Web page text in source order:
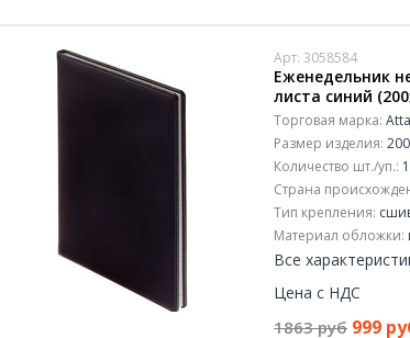
Арт. 3058584
Еженедельник
листа синий
Торговая марка:
Размер изделия:
Количество шт./уп.:
Страна
Тип крепления:
Материал обложки:
Все
Цена с НДС
1863 руб 999